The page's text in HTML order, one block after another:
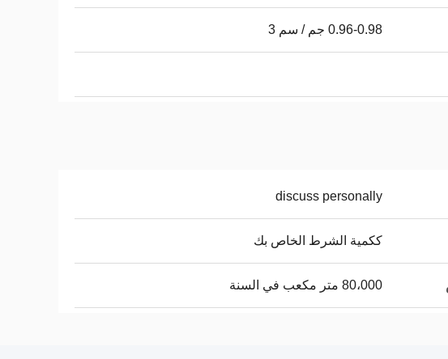
0.96-0.98 جم / سم 3
discuss personally
ككمية الشرط الخاص بك
80،000 متر مكعب في السنة